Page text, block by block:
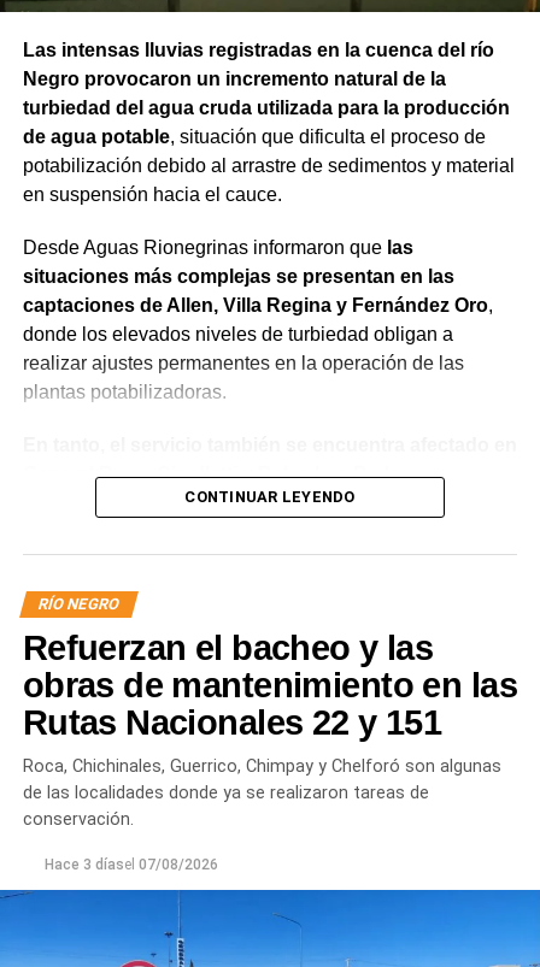
Las intensas lluvias registradas en la cuenca del río
Negro provocaron un incremento natural de la
turbiedad del agua cruda utilizada para la producción
de agua potable, situación que dificulta el proceso de
potabilización debido al arrastre de sedimentos y material
en suspensión hacia el cauce.
Desde Aguas Rionegrinas informaron que las
situaciones más complejas se presentan en las
captaciones de Allen, Villa Regina y Fernández Oro,
donde los elevados niveles de turbiedad obligan a
realizar ajustes permanentes en la operación de las
plantas potabilizadoras.
General Roca, Cipolletti y Balsa Las Perlas,
localidades donde podrían registrarse bajas de
trabaja para sostener la producción de agua potable.
Por otra parte, en Gral. E. Godoy se registran valores de
turbiedad cercanos a 80 NTU, mientras que en
Chichinales rondan los 10 NTU. En ambos casos, las
plantas continúan funcionando con monitoreo
permanente.
Los equipos técnicos de Aguas Rionegrinas mantienen
un seguimiento constante de la evolución de la turbiedad
con las condiciones que presenta el río.
CONTINUAR LEYENDO
RÍO NEGRO
Refuerzan el bacheo y las
obras de mantenimiento en las
Rutas Nacionales 22 y 151
Roca, Chichinales, Guerrico, Chimpay y Chelforó son algunas
de las localidades donde ya se realizaron tareas de
conservación.
Hace 3 díasel 07/08/2026